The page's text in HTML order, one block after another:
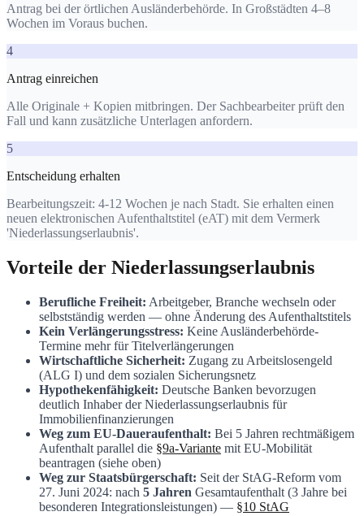
Antrag bei der örtlichen Ausländerbehörde. In Großstädten 4–8
Wochen im Voraus buchen.
4
Antrag einreichen
Alle Originale + Kopien mitbringen. Der Sachbearbeiter prüft den
Fall und kann zusätzliche Unterlagen anfordern.
5
Entscheidung erhalten
Bearbeitungszeit: 4-12 Wochen je nach Stadt. Sie erhalten einen
neuen elektronischen Aufenthaltstitel (eAT) mit dem Vermerk
'Niederlassungserlaubnis'.
Vorteile der Niederlassungserlaubnis
Berufliche Freiheit: Arbeitgeber, Branche wechseln oder
selbstständig werden — ohne Änderung des Aufenthaltstitels
Kein Verlängerungsstress: Keine Ausländerbehörde-
Termine mehr für Titelverlängerungen
Wirtschaftliche Sicherheit: Zugang zu Arbeitslosengeld
(ALG I) und dem sozialen Sicherungsnetz
Hypothekenfähigkeit: Deutsche Banken bevorzugen
deutlich Inhaber der Niederlassungserlaubnis für
Immobilienfinanzierungen
Weg zum EU-Daueraufenthalt: Bei 5 Jahren rechtmäßigem
Aufenthalt parallel die §9a-Variante mit EU-Mobilität
beantragen (siehe oben)
Weg zur Staatsbürgerschaft: Seit der StAG-Reform vom
27. Juni 2024: nach 5 Jahren Gesamtaufenthalt (3 Jahre bei
besonderen Integrationsleistungen) — §10 StAG